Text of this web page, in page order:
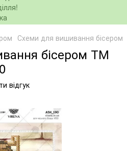
Схеми для вишивання бісером
бісером ТМ
відгук